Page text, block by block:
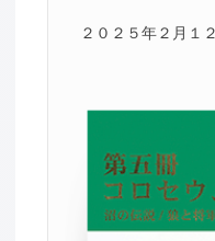
２０２５年２月１